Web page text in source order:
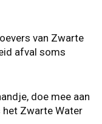
van Zwarte
afval soms
doe mee aan
Zwarte Water